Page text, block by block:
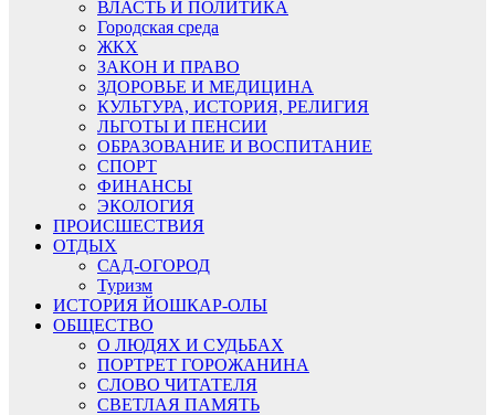
ВЛАСТЬ И ПОЛИТИКА
Городская среда
ЖКХ
ЗАКОН И ПРАВО
ЗДОРОВЬЕ И МЕДИЦИНА
КУЛЬТУРА, ИСТОРИЯ, РЕЛИГИЯ
ЛЬГОТЫ И ПЕНСИИ
ОБРАЗОВАНИЕ И ВОСПИТАНИЕ
СПОРТ
ФИНАНСЫ
ЭКОЛОГИЯ
ПРОИСШЕСТВИЯ
ОТДЫХ
САД-ОГОРОД
Туризм
ИСТОРИЯ ЙОШКАР-ОЛЫ
ОБЩЕСТВО
О ЛЮДЯХ И СУДЬБАХ
ПОРТРЕТ ГОРОЖАНИНА
СЛОВО ЧИТАТЕЛЯ
СВЕТЛАЯ ПАМЯТЬ